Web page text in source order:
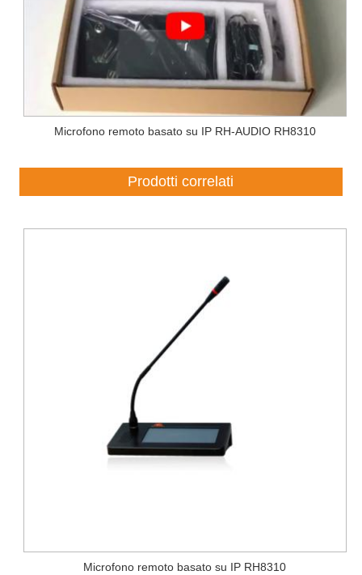
Microfono remoto basato su IP RH-AUDIO RH8310
Prodotti correlati
Microfono remoto basato su IP RH8310